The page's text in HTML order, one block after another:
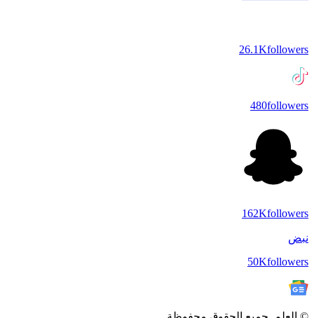
26.1Kfollowers
480followers
162Kfollowers
نبض
50Kfollowers